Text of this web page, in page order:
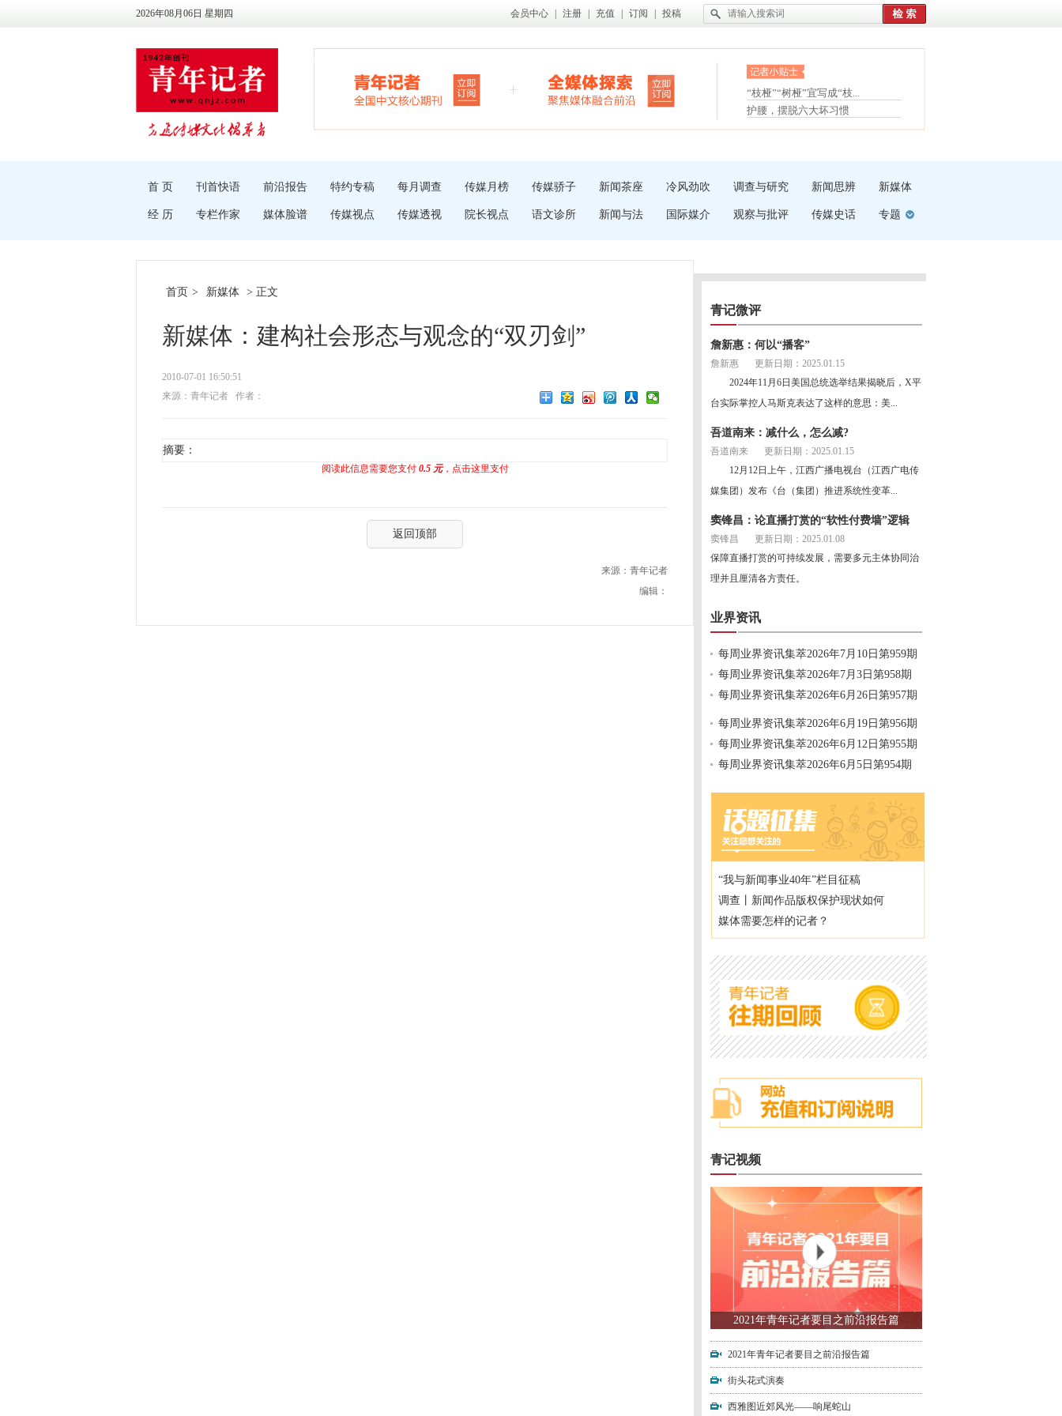
2026年08月06日 星期四 会员中心 注册 充值 订阅 投稿
眼白变红或是结膜下出血
“枝桠”“树桠”宜写成“枝...
夏天缓解疲劳有三招
护腰，摆脱六大坏习惯
受伤了冰敷还是热敷
首 页 刊首快语 前沿报告 特约专稿 每月调查 传媒月榜 传媒骄子 新闻茶座 冷风劲吹 调查与研究 新闻思辨 新媒体
经 历 专栏作家 媒体脸谱 传媒视点 传媒透视 院长视点 语文诊所 新闻与法 国际媒介 观察与批评 传媒史话 专题
首页 > 新媒体 > 正文
新媒体：建构社会形态与观念的“双刃剑”
2010-07-01 16:50:51
来源：青年记者
作者：
摘要：
阅读此信息需要您支付 0.5 元，点击这里支付
返回顶部
来源：青年记者
编辑：
青记微评
詹新惠：何以“播客”
詹新惠
更新日期：2025.01.15
2024年11月6日美国总统选举结果揭晓后，X平
台实际掌控人马斯克表达了这样的意思：美...
吾道南来：减什么，怎么减?
吾道南来
更新日期：2025.01.15
12月12日上午，江西广播电视台（江西广电传
媒集团）发布《台（集团）推进系统性变革...
窦锋昌：论直播打赏的“软性付费墙”逻辑
窦锋昌
更新日期：2025.01.08
保障直播打赏的可持续发展，需要多元主体协同治
理并且厘清各方责任。
业界资讯
每周业界资讯集萃2026年7月10日第959期
每周业界资讯集萃2026年7月3日第958期
每周业界资讯集萃2026年6月26日第957期
每周业界资讯集萃2026年6月19日第956期
每周业界资讯集萃2026年6月12日第955期
每周业界资讯集萃2026年6月5日第954期
“我与新闻事业40年”栏目征稿
调查丨新闻作品版权保护现状如何
媒体需要怎样的记者？
青记视频
2021年青年记者要目之前沿报告篇
2021年青年记者要目之前沿报告篇
街头花式演奏
西雅图近郊风光——响尾蛇山